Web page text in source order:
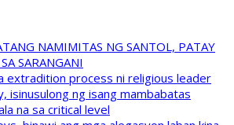
NAMIMITAS NG SANTOL, PATAY
SARANGANI
extradition process ni religious leader
isinusulong ng isang mambabatas
na sa critical level